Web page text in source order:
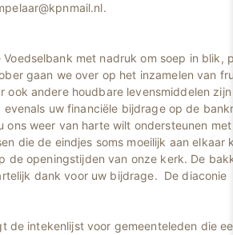
met nadruk om soep in blik,
gaan we over op het inzamelen van
ook andere houdbare levensmiddelen
uw financiële bijdrage op de
ons weer van harte wilt ondersteunen
die de eindjes soms moeilijk aan elkaar
de openingstijden van onze kerk. De
dank voor uw bijdrage. De diaconie
de intekenlijst voor gemeenteleden die